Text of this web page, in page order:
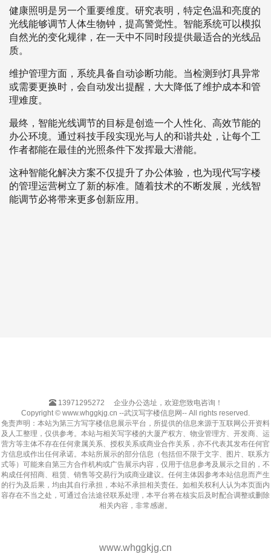
健康照明是另一个重要维度。研究表明，特定色温和亮度的
光线能够调节人体生物钟，提高警觉性。智能系统可以模拟
自然光的变化规律，在一天中不同时段提供最适合的光线品
质。
维护管理方面，系统具备自动诊断功能。当检测到灯具异常
或需要更换时，会自动发出提醒，大大降低了维护成本和管
理难度。
最终，智能光线调节的目标是创造一个人性化、高效节能的
办公环境。通过科技手段实现光与人的和谐共处，让每个工
作者都能在最佳的光照条件下发挥最大潜能。
这种智能化解决方案不仅提升了办公体验，也为现代写字楼
的管理运营树立了新的标准。随着技术的不断发展，光线智
能调节必将带来更多创新应用。
13971295272
企业办公选址，欢迎您致电咨询！
Copyright © www.whggkjg.cn --武汉写字楼信息网-- All rights reserved.
免责声明：本站为第三方写字楼信息展示平台，所提供的信息来源于互联网公开资料
及人工整理，仅供参考。本站与相关写字楼的大厦产权方、物业管理方、开发商、运
营方等主体不存在任何隶属关系、授权关系或商业合作关系，亦不代表其发布任何官
方信息或作出任何承诺。本站所展示的部分信息（包括但不限于文字、图片、联系方
式等）可能来自第三方合作机构或广告展示内容，仅用于信息参考及展示之目的，不
构成任何招商、租赁、销售等交易行为或商业建议。任何主体因参考本站信息而产生
的行为及后果，均由其自行承担，本站不承担相关责任。如相关权利人认为本页面内
容存在不当之处，可通过合法途径联系处理，本平台将在核实后及时配合调整或删除
相关内容，非常感谢。
www.whggkjg.cn